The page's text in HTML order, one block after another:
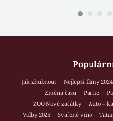
Jak zhubnout Nejlepší filmy 2024
Změna času
Partie
ZOO Nové začátky
Auto –
Volby 2025
Svařené víno